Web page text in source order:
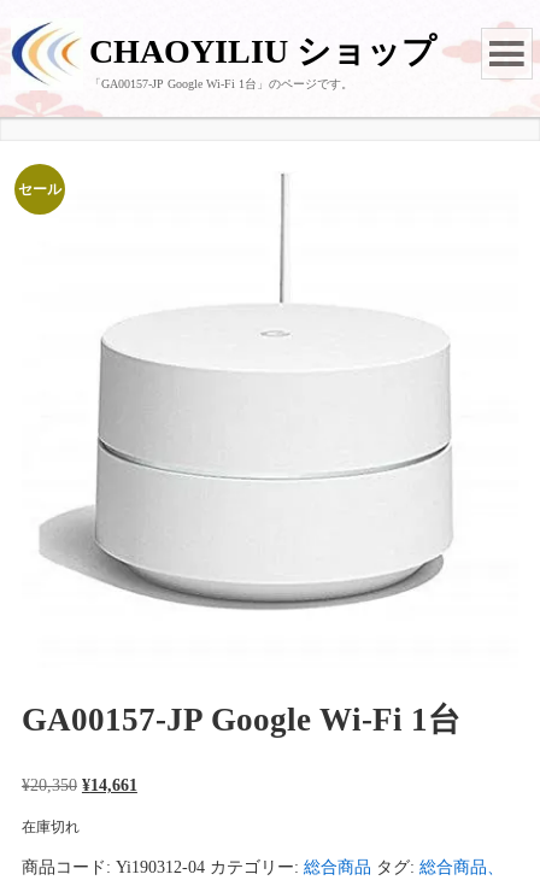
CHAOYILIU ショップ
「GA00157-JP Google Wi-Fi 1台」のページです。
セール
GA00157-JP Google Wi-Fi 1台
¥20,350 元
格
¥14,661
価
在庫切れ
商品コード: Yi190312-04 カテゴリー: 総合商品 タグ: 総合商品、